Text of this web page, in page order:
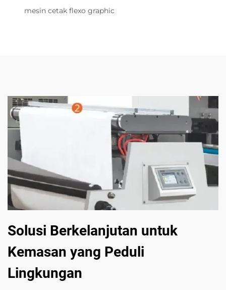
mesin cetak flexo graphic
Solusi Berkelanjutan untuk
Kemasan yang Peduli
Lingkungan